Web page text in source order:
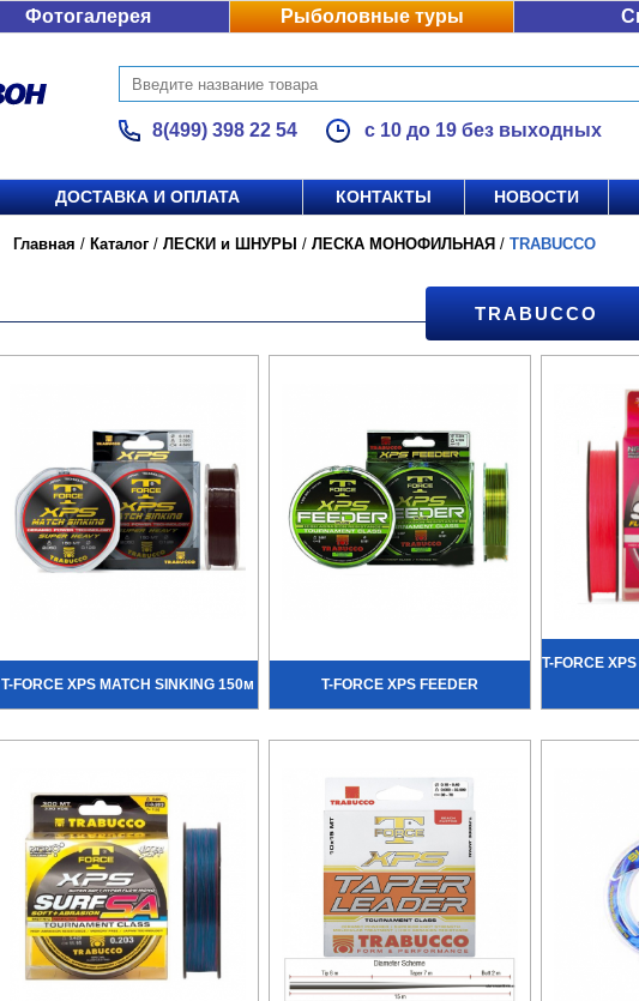
Фотогалерея Рыболовные туры
8(499) 398 22 54 с 10 до 19 без выходных
ДОСТАВКА И ОПЛАТА КОНТАКТЫ НОВОСТИ
Главная / Каталог / ЛЕСКИ и ШНУРЫ / ЛЕСКА МОНОФИЛЬНАЯ / TRABUCCO
TRABUCCO
T-FORCE XPS MATCH SINKING 150м T-FORCE XPS FEEDER
T-FORCE